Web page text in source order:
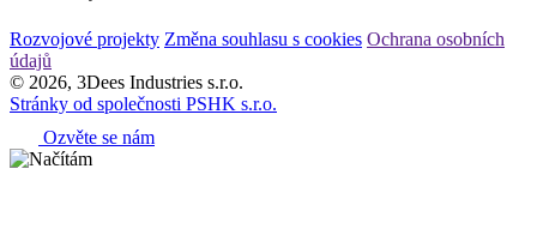
Rozvojové projekty Změna souhlasu s cookies Ochrana osobních
údajů
© 2026, 3Dees Industries s.r.o.
Stránky od společnosti PSHK s.r.o.
Ozvěte se nám